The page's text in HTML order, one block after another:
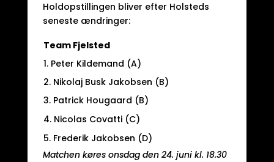
Holdopstillingen bliver efter Holsteds
seneste ændringer:
Team Fjelsted
1. Peter Kildemand (A)
2. Nikolaj Busk Jakobsen (B)
3. Patrick Hougaard (B)
4. Nicolas Covatti (C)
5. Frederik Jakobsen (D)
Matchen køres onsdag den 24. juni kl. 18.30